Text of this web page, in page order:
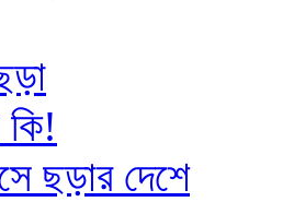
কি!
ছড়ার দেশে